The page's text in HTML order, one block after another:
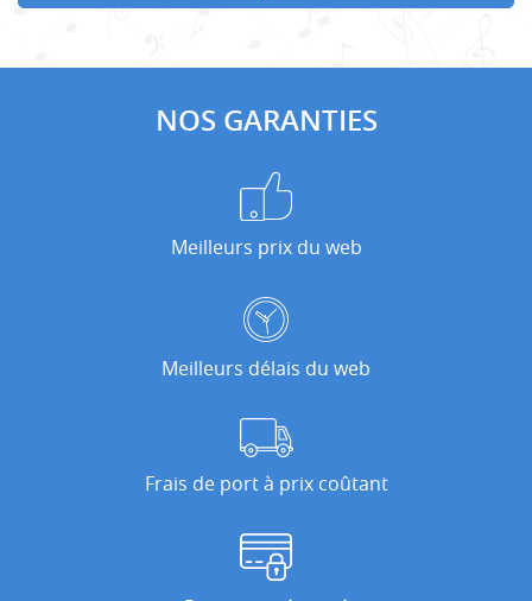
NOS GARANTIES
Meilleurs prix du web
Meilleurs délais du web
Frais de port à prix coûtant